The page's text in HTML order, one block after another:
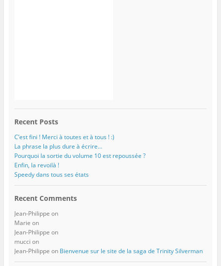
Recent Posts
C’est fini ! Merci à toutes et à tous ! :)
La phrase la plus dure à écrire…
Pourquoi la sortie du volume 10 est repoussée ?
Enfin, la revoilà !
Speedy dans tous ses états
Recent Comments
Jean-Philippe on
Marie on
Jean-Philippe on
mucci on
Jean-Philippe on Bienvenue sur le site de la saga de Trinity Silverman